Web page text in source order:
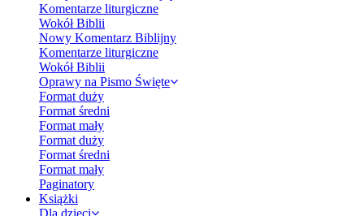
Komentarze liturgiczne
Wokół Biblii
Nowy Komentarz Biblijny
Komentarze liturgiczne
Wokół Biblii
Oprawy na Pismo Święte
Format duży
Format średni
Format mały
Format duży
Format średni
Format mały
Paginatory
Książki
Dla dzieci